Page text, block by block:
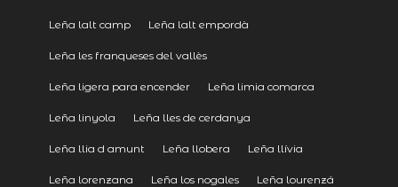
Leña lalt camp Leña lalt empordà
Leña les franqueses del vallès
Leña ligera para encender Leña limia comarca
Leña linyola Leña lles de cerdanya
Leña llia d amunt Leña llobera Leña llívia
Leña lorenzana Leña los nogales Leña lourenzá